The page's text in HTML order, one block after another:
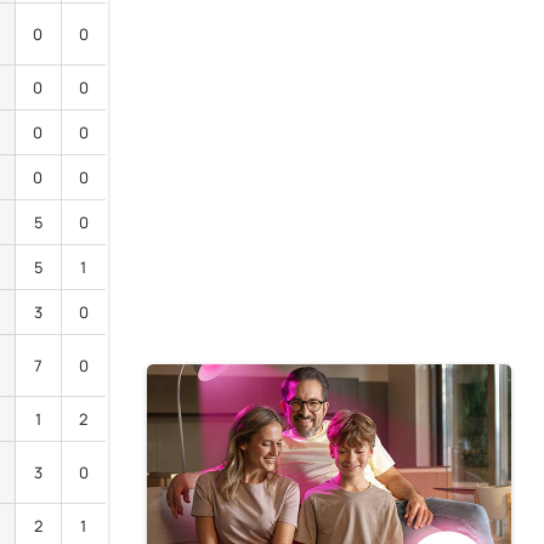
0 0
0
0
0
0
0
0
5
0
5
1
3
0
7 0
1
2
3 0
2 1